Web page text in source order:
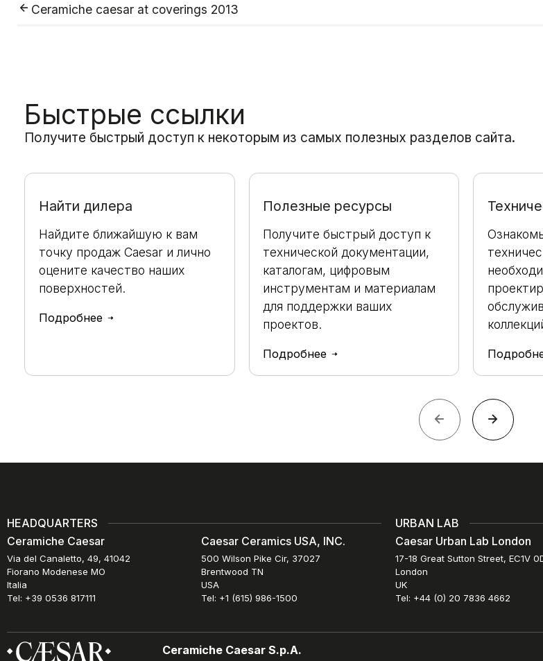
Ceramiche caesar at coverings 2013
Быстрые ссылки
Получите быстрый доступ к некоторым из самых полезных разделов сайта.
Найти дилера
Найдите ближайшую к вам
точку продаж Caesar и лично
оцените качество наших
поверхностей.
Подробнее
Полезные ресурсы
Получите быстрый доступ к
технической документации,
каталогам, цифровым
инструментам и материалам
для поддержки ваших
проектов.
Подробнее
HEADQUARTERS
Ceramiche Caesar
Via del Canaletto, 49, 41042
Fiorano Modenese MO
Italia
Tel: +39 0536 817111
Caesar Ceramics USA, INC.
500 Wilson Pike Cir, 37027
Brentwood TN
USA
Tel: +1 (615) 986-1500
URBAN LAB
Caesar Urban Lab London
17-18 Great Sutton Street, EC1V
London
UK
Tel: +44 (0) 20 7836 4662
Ceramiche Caesar S.p.A.